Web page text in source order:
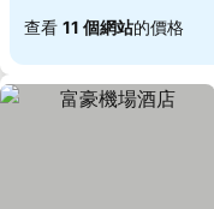
查看 11 個網站的價格